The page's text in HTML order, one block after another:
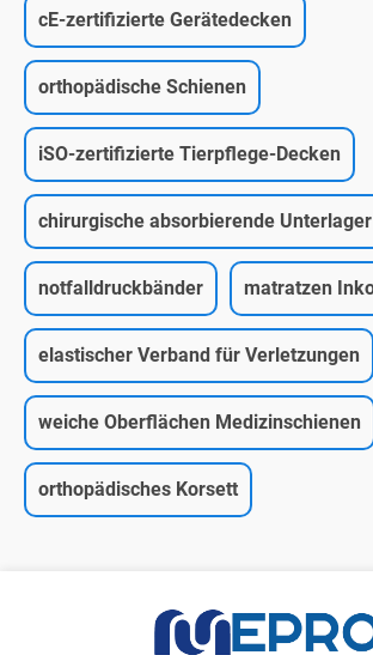
cE-zertifizierte Gerätedecken
orthopädische Schienen
iSO-zertifizierte Tierpflege-Decken
chirurgische absorbierende Unterlager
notfalldruckbänder matratzen
elastischer Verband für Verletzungen
weiche Oberflächen Medizinschienen
orthopädisches Korsett